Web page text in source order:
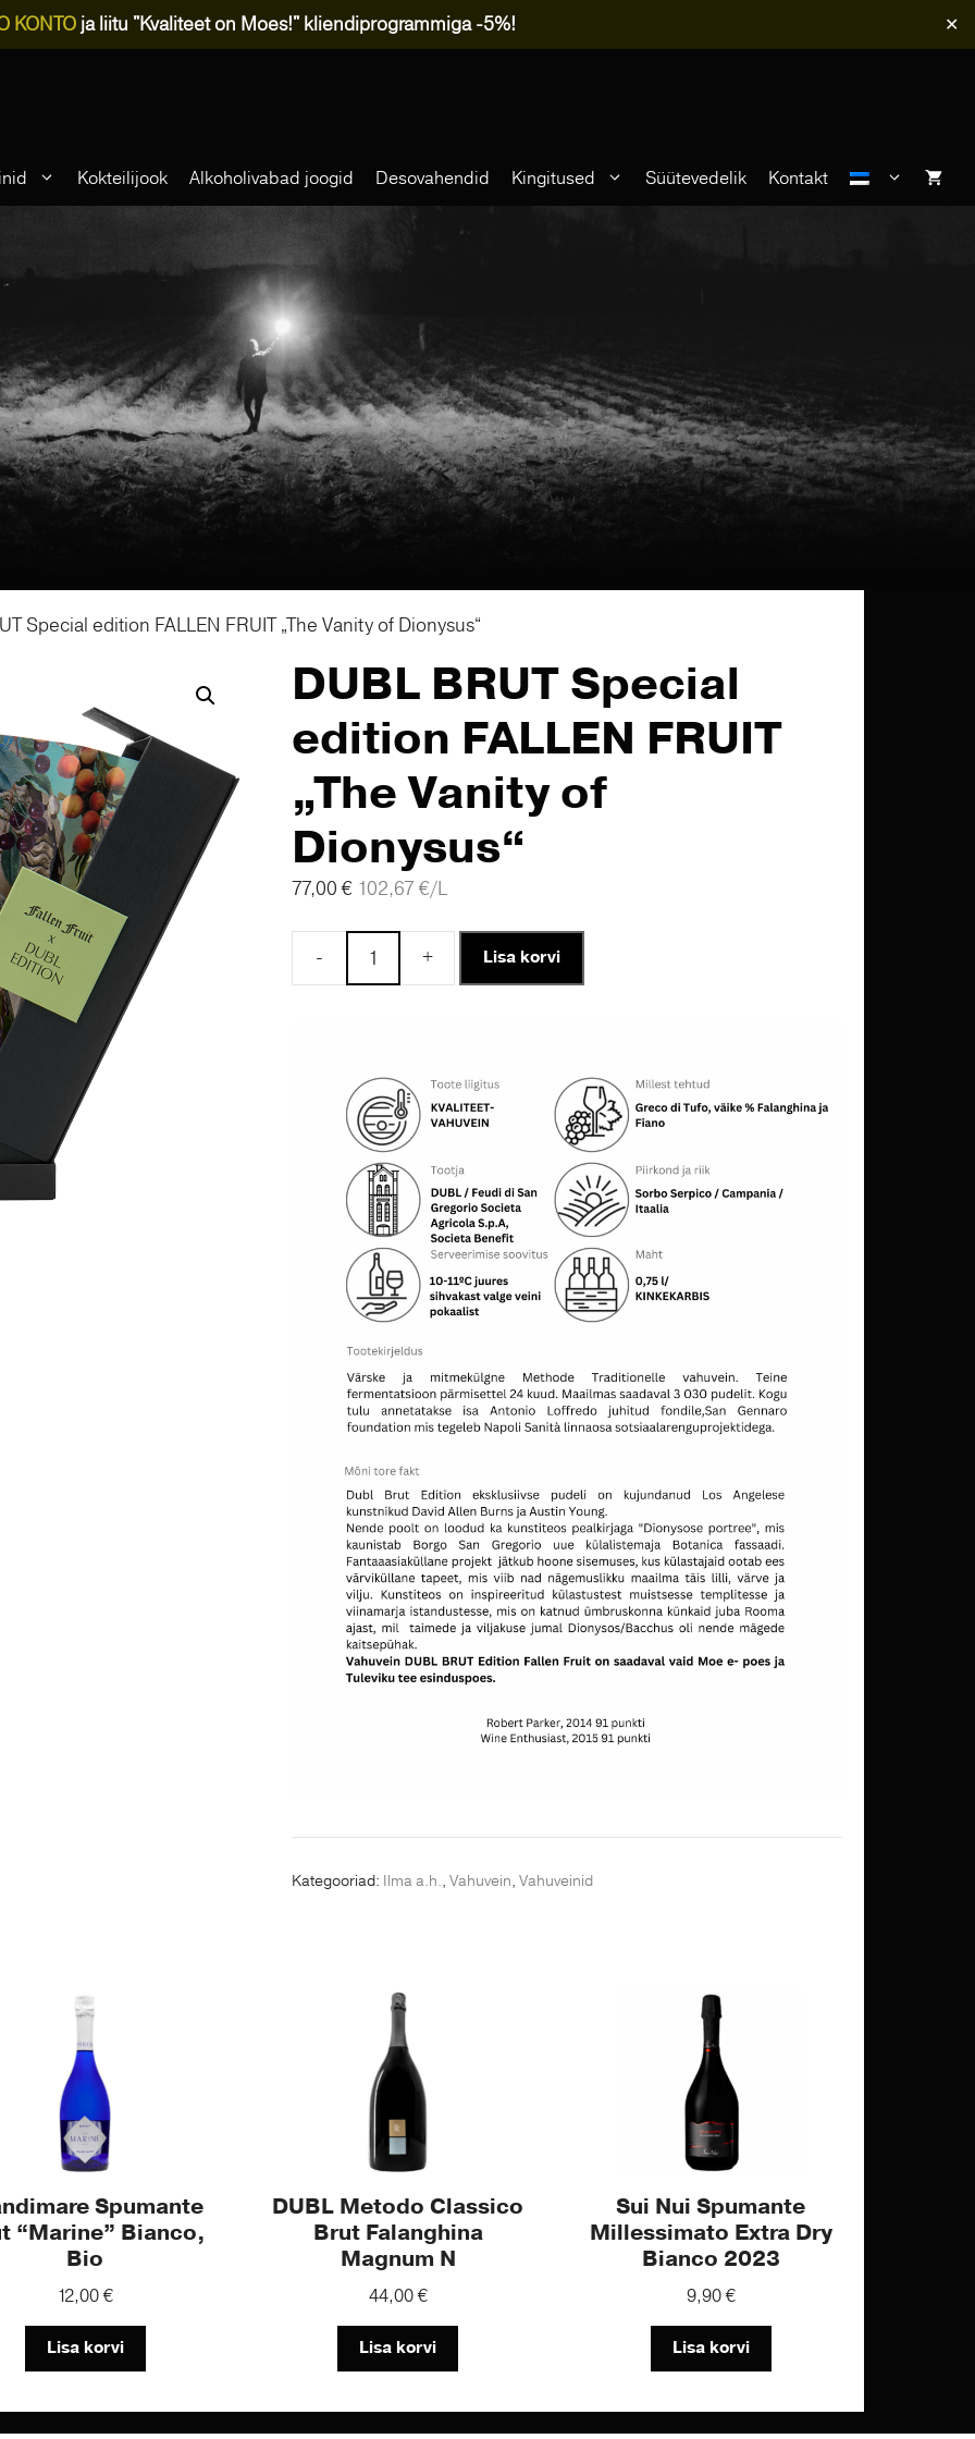
KONTOja liitu "Kvaliteet on Moes!" kliendiprogrammiga -5%! ✕
Kokteilijook Alkoholivabad joogid Desovahendid Kingitused Süütevedelik Kontakt
Special edition FALLEN FRUIT „The Vanity of Dionysus“
DUBL BRUT Special
edition FALLEN FRUIT
„The Vanity of
Dionysus“
77,00€ 102,67 €/L
-
Dionysus“
+ Lisa korvi
Kategooriad: Ilma a.h., Vahuvein, Vahuveinid
Spumante
“Marine” Bianco,
Bio
12,00€
Lisa korvi
DUBL Metodo Classico
Brut Falanghina
Magnum N
44,00€
Lisa korvi
Sui Nui Spumante
Millessimato Extra Dry
Bianco 2023
9,90€
Lisa korvi